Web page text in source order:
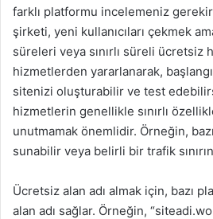
farklı platformu incelemeniz
şirketi, yeni kullanıcıları çekmek
süreleri veya sınırlı süreli ücretsiz
hizmetlerden yararlanarak,
sitenizi oluşturabilir ve test
hizmetlerin genellikle sınırlı
unutmamak önemlidir. Örneğin,
sunabilir veya belirli bir trafik
Ücretsiz alan adı almak için, bazı
alan adı sağlar. Örneğin,